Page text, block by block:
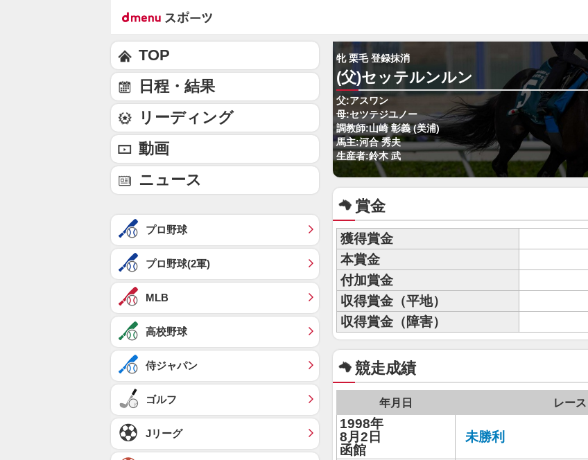
牝 栗毛 登録抹消
(父)セッテルンルン
父:アスワン
母:セツテジユノー
調教師:山崎 彰義 (美浦)
馬主:河合 秀夫
生産者:鈴木 武
賞金
獲得賞金
本賞金
付加賞金
収得賞金（平地）
収得賞金（障害）
競走成績
年月日 レース
1998年
8月2日
函館
未勝利
TOP
日程・結果
リーディング
動画
ニュース
プロ野球
プロ野球(2軍)
MLB
高校野球
侍ジャパン
ゴルフ
Jリーグ